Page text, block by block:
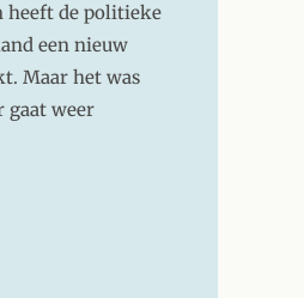
heeft de politieke
een nieuw
Maar het was
gaat weer